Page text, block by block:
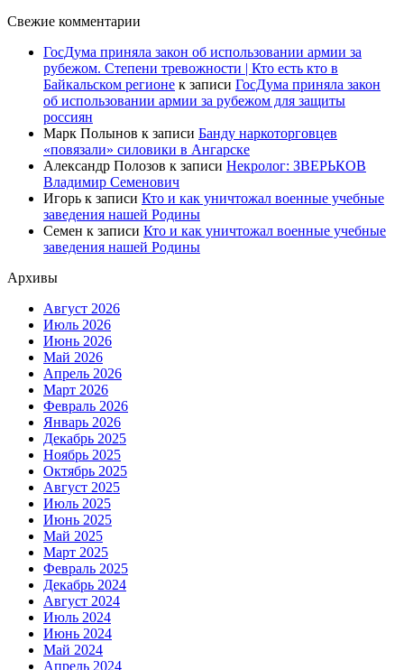
Свежие комментарии
ГосДума приняла закон об использовании армии за
рубежом. Степени тревожности | Кто есть кто в
Байкальском регионе к записи ГосДума приняла закон
об использовании армии за рубежом для защиты
россиян
Марк Полынов к записи Банду наркоторговцев
«повязали» силовики в Ангарске
Александр Полозов к записи Некролог: ЗВЕРЬКОВ
Владимир Семенович
Игорь к записи Кто и как уничтожал военные учебные
заведения нашей Родины
Семен к записи Кто и как уничтожал военные учебные
заведения нашей Родины
Архивы
Август 2026
Июль 2026
Июнь 2026
Май 2026
Апрель 2026
Март 2026
Февраль 2026
Январь 2026
Декабрь 2025
Ноябрь 2025
Октябрь 2025
Август 2025
Июль 2025
Июнь 2025
Май 2025
Март 2025
Февраль 2025
Декабрь 2024
Август 2024
Июль 2024
Июнь 2024
Май 2024
Апрель 2024